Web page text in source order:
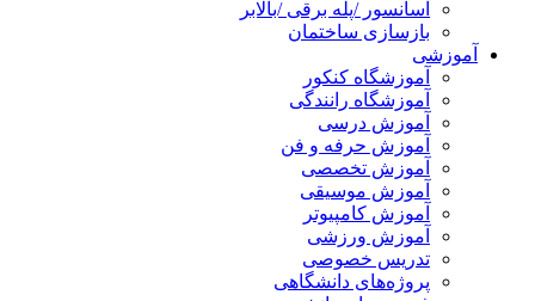
آسانسور /پله برقی /بالابر
بازسازی ساختمان
آموزشی
آموزشگاه کنکور
آموزشگاه رانندگی
آموزش درسی
آموزش حرفه و فن
آموزش تخصصی
آموزش موسیقی
آموزش کامپیوتر
آموزش ورزشی
تدریس خصوصی
پروژه‌های دانشگاهی